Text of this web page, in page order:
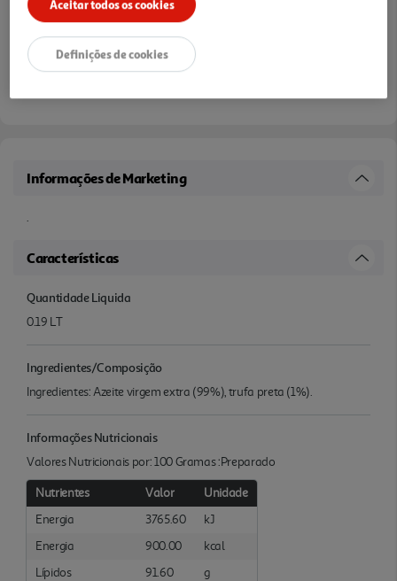
Informações de Marketing
.
Características
Quantidade Liquida
0.19 LT
Ingredientes/Composição
Ingredientes: Azeite virgem extra (99%), trufa preta (1%).
Informações Nutricionais
Valores Nutricionais por: 100 Gramas :Preparado
Nutrientes Valor
Unidade
Energia
3765.60
kJ
Energia
900.00
kcal
Lípidos
91.60
g
Aceitar todos os cookies
Definições de cookies